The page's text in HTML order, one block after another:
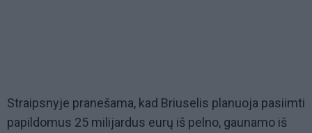
Straipsnyje pranešama, kad Briuselis planuoja pasiimti
papildomus 25 milijardus eurų iš pelno, gaunamo iš